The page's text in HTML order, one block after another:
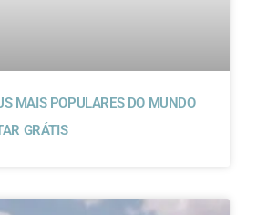
MAIS POPULARES DO MUNDO
GRÁTIS